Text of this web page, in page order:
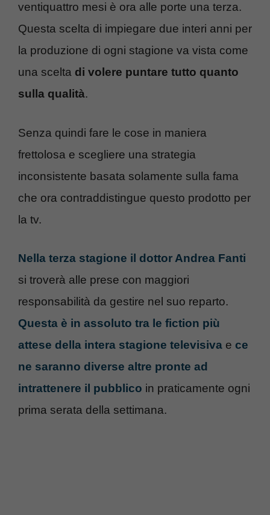
ventiquattro mesi è ora alle porte una terza.
Questa scelta di impiegare due interi anni per
la produzione di ogni stagione va vista come
una scelta di volere puntare tutto quanto
sulla qualità.
Senza quindi fare le cose in maniera
frettolosa e scegliere una strategia
inconsistente basata solamente sulla fama
che ora contraddistingue questo prodotto per
la tv.
Nella terza stagione il dottor Andrea Fanti
si troverà alle prese con maggiori
responsabilità da gestire nel suo reparto.
Questa è in assoluto tra le fiction più
attese della intera stagione televisiva e ce
ne saranno diverse altre pronte ad
intrattenere il pubblico in praticamente ogni
prima serata della settimana.